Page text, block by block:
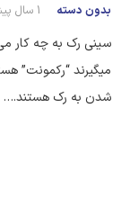
بدون دسته 1 سال پیش
سینی رک به چه کار
میگیرند “رکمونت”
شدن به رک هستند.…